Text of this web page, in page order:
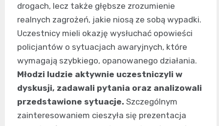
drogach, lecz także głębsze zrozumienie
realnych zagrożeń, jakie niosą ze sobą wypadki.
Uczestnicy mieli okazję wysłuchać opowieści
policjantów o sytuacjach awaryjnych, które
wymagają szybkiego, opanowanego działania.
Młodzi ludzie aktywnie uczestniczyli w
dyskusji, zadawali pytania oraz analizowali
przedstawione sytuacje. Szczególnym
zainteresowaniem cieszyła się prezentacja